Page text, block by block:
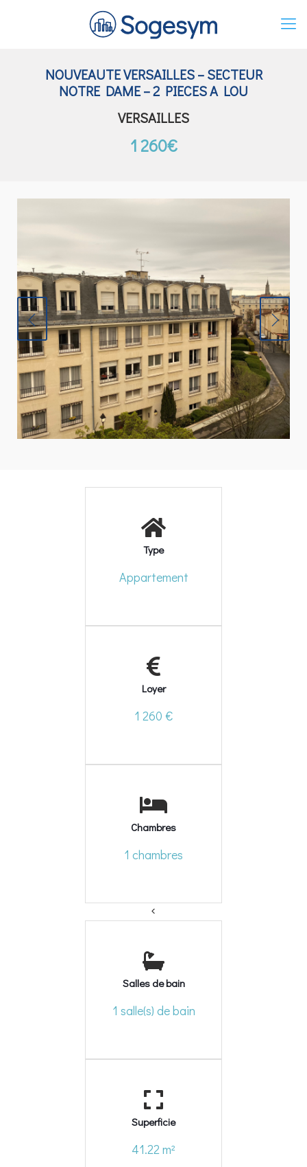
NOUVEAUTE VERSAILLES – SECTEUR
NOTRE DAME – 2 PIECES A LOU
VERSAILLES
1 260€
Type
Appartement
Loyer
1 260 €
Chambres
1 chambres
<
Salles de bain
1 salle(s) de bain
Superficie
41.22 m²